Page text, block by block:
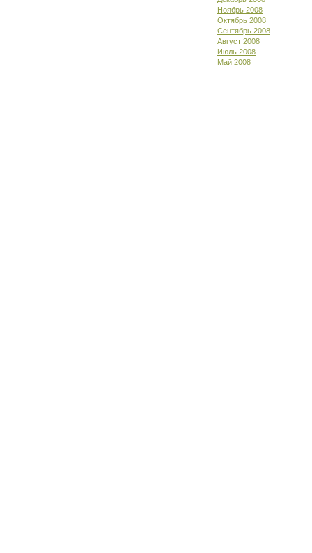
Ноябрь 2008
Октябрь 2008
Сентябрь 2008
Август 2008
Июль 2008
Май 2008